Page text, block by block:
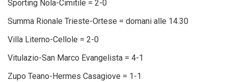
Sporting Nola-Cimitile = 2-0
Summa Rionale Trieste-Ortese = domani alle 14.30
Villa Literno-Cellole = 2-0
Vitulazio-San Marco Evangelista = 4-1
Zupo Teano-Hermes Casagiove = 1-1